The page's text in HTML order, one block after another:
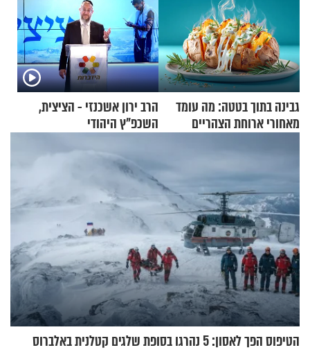
גבינה בתוך בטטה: מה עומד
מאחורי ארוחת הצהריים
הרב ירון אשכנזי - הציצית,
השכפ"ץ היהודי
הטיפוס הפך לאסון: 5 נהרגו בסופת שלגים קטלנית באלברוס